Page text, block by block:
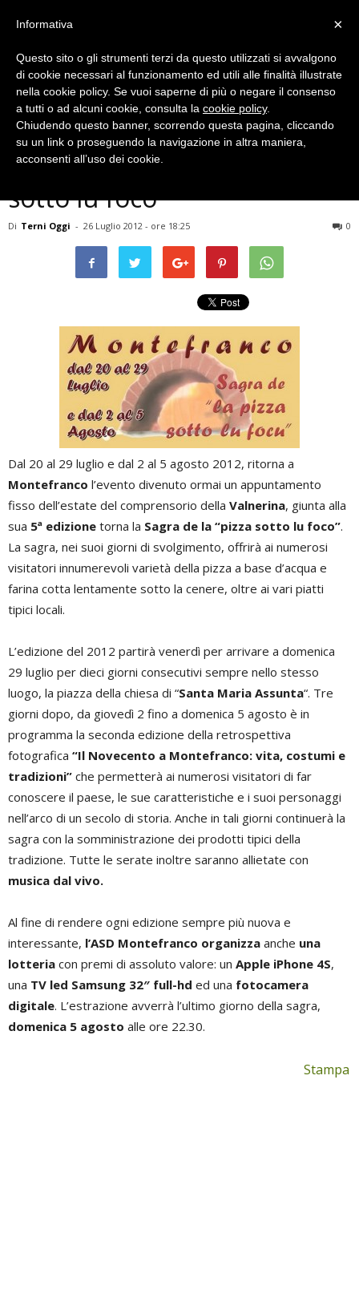
Eventi Archiviati
SAGRA – Sagra de la ”pizza
sotto lu foco”
Di Terni Oggi - 26 Luglio 2012 - ore 18:25 0
Dal 20 al 29 luglio e dal 2 al 5 agosto 2012, ritorna a
Montefranco l’evento divenuto ormai un appuntamento
fisso dell’estate del comprensorio della Valnerina, giunta alla
sua 5ª edizione torna la Sagra de la “pizza sotto lu foco”.
La sagra, nei suoi giorni di svolgimento, offrirà ai numerosi
visitatori innumerevoli varietà della pizza a base d’acqua e
farina cotta lentamente sotto la cenere, oltre ai vari piatti
tipici locali.
L’edizione del 2012 partirà venerdì per arrivare a domenica
29 luglio per dieci giorni consecutivi sempre nello stesso
luogo, la piazza della chiesa di “Santa Maria Assunta“. Tre
giorni dopo, da giovedì 2 fino a domenica 5 agosto è in
programma la seconda edizione della retrospettiva
fotografica “Il Novecento a Montefranco: vita, costumi e
tradizioni” che permetterà ai numerosi visitatori di far
conoscere il paese, le sue caratteristiche e i suoi personaggi
nell’arco di un secolo di storia. Anche in tali giorni continuerà la
sagra con la somministrazione dei prodotti tipici della
tradizione. Tutte le serate inoltre saranno allietate con
musica dal vivo.
Al fine di rendere ogni edizione sempre più nuova e
interessante, l’ASD Montefranco organizza anche una
lotteria con premi di assoluto valore: un Apple iPhone 4S,
una TV led Samsung 32″ full-hd ed una fotocamera
digitale. L’estrazione avverrà l’ultimo giorno della sagra,
domenica 5 agosto alle ore 22.30.
Stampa
×
Informativa
Questo sito o gli strumenti terzi da questo utilizzati si avvalgono
di cookie necessari al funzionamento ed utili alle finalità illustrate
nella cookie policy. Se vuoi saperne di più o negare il consenso
a tutti o ad alcuni cookie, consulta la cookie policy.
Chiudendo questo banner, scorrendo questa pagina, cliccando
su un link o proseguendo la navigazione in altra maniera,
acconsenti all’uso dei cookie.